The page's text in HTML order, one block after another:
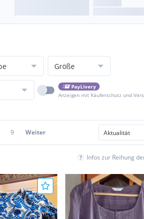
Größe
PayLivery
Anzeigen mit Käuferschutz und
9 Weiter
Infos zur Reihung